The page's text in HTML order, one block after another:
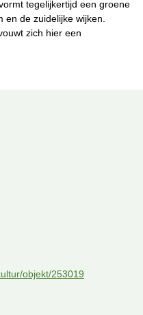
tegelijkertijd een groene
en de zuidelijke wijken.
zich hier een
objekt/253019